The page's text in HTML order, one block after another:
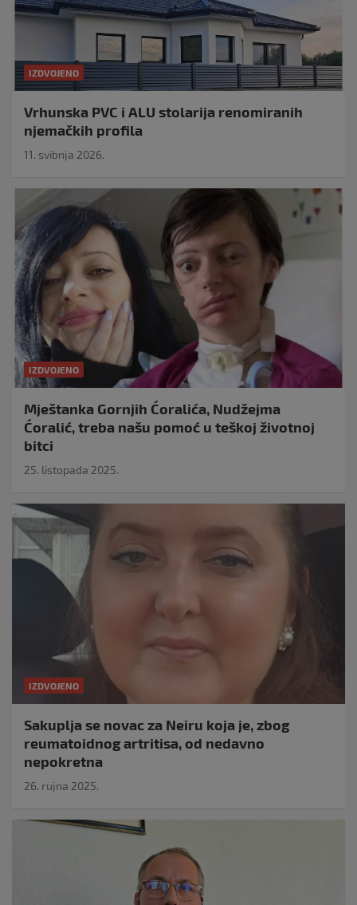
IZDVOJENO
Vrhunska PVC i ALU stolarija renomiranih
njemačkih profila
11. svibnja 2026.
IZDVOJENO
Mještanka Gornjih Ćoralića, Nudžejma
Ćoralić, treba našu pomoć u teškoj životnoj
bitci
25. listopada 2025.
IZDVOJENO
Sakuplja se novac za Neiru koja je, zbog
reumatoidnog artritisa, od nedavno
nepokretna
26. rujna 2025.